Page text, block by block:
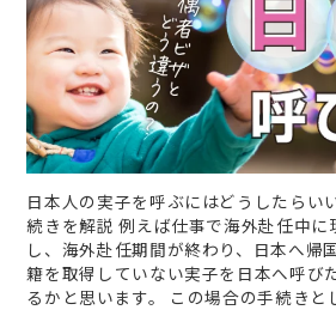
日本人の実子を呼ぶにはどうしたらい
続きを解説 例えば仕事で海外赴任中に
し、海外赴任期間が終わり、日本へ帰
籍を取得していない実子を日本へ呼び
るかと思います。 この場合の手続きと